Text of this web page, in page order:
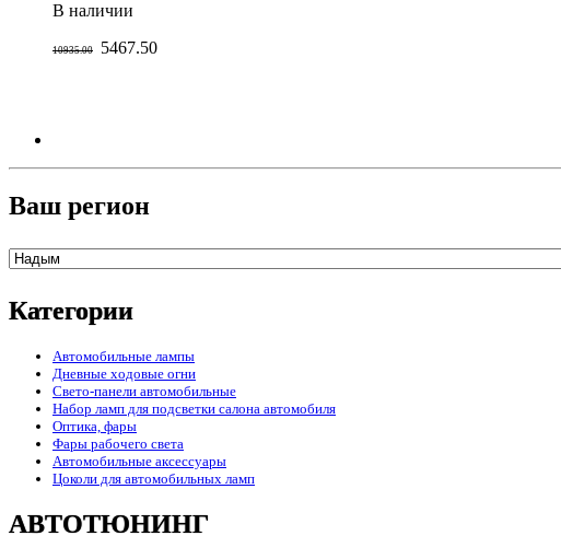
В наличии
10935.00 5467.50
Ваш регион
Категории
Автомобильные лампы
Дневные ходовые огни
Свето-панели автомобильные
Набор ламп для подсветки салона автомобиля
Оптика, фары
Фары рабочего света
Автомобильные аксессуары
Цоколи для автомобильных ламп
АВТОТЮНИНГ